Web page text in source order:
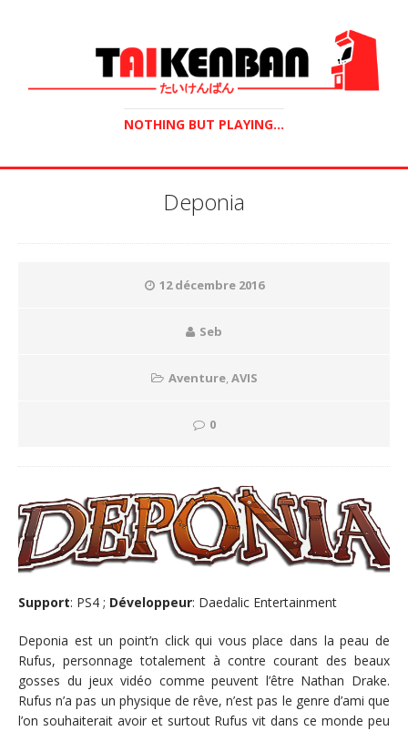
NOTHING BUT PLAYING...
Deponia
12 décembre 2016
Seb
Aventure,AVIS
0
Support: PS4 ; Développeur: Daedalic Entertainment
Deponia est un point’n click qui vous place dans la peau de
Rufus, personnage totalement à contre courant des beaux
gosses du jeux vidéo comme peuvent l’être Nathan Drake.
Rufus n’a pas un physique de rêve, n’est pas le genre d’ami que
l’on souhaiterait avoir et surtout Rufus vit dans ce monde peu